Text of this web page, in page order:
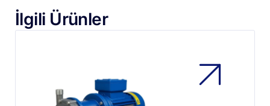
İlgili Ürünler